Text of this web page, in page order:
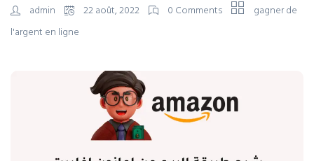
admin 22 août, 2022 0 Comments
gagner de
l'argent en ligne